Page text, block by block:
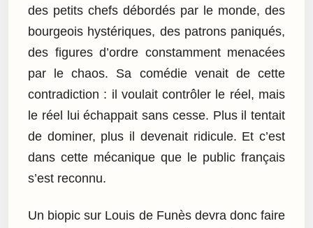
des petits chefs débordés par le monde, des
bourgeois hystériques, des patrons paniqués,
des figures d’ordre constamment menacées
par le chaos. Sa comédie venait de cette
contradiction : il voulait contrôler le réel, mais
le réel lui échappait sans cesse. Plus il tentait
de dominer, plus il devenait ridicule. Et c’est
dans cette mécanique que le public français
s’est reconnu.
Un biopic sur Louis de Funès devra donc faire